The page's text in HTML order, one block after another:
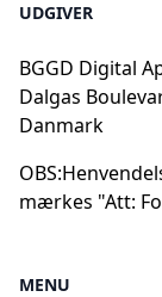
UDGIVER
BGGD Digital
Dalgas
Danmark
OBS:
mærkes "Att:
MENU